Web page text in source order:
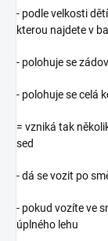
- podle velkosti
kterou najdete v
- polohuje se
- polohuje se celá
= vzniká tak
sed
- dá se vozit po
- pokud vozíte ve
úplného lehu